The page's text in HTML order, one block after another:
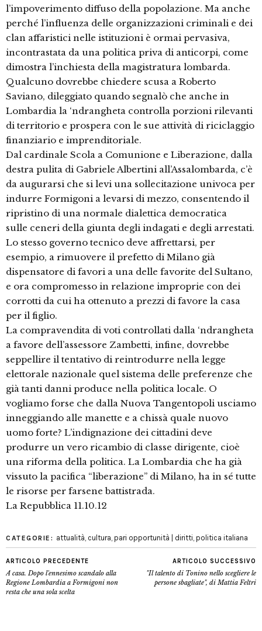
l’impoverimento diffuso della popolazione. Ma anche
perché l’influenza delle organizzazioni criminali e dei
clan affaristici nelle istituzioni è ormai pervasiva,
incontrastata da una politica priva di anticorpi, come
dimostra l’inchiesta della magistratura lombarda.
Qualcuno dovrebbe chiedere scusa a Roberto
Saviano, dileggiato quando segnalò che anche in
Lombardia la ‘ndrangheta controlla porzioni rilevanti
di territorio e prospera con le sue attività di riciclaggio
finanziario e imprenditoriale.
Dal cardinale Scola a Comunione e Liberazione, dalla
destra pulita di Gabriele Albertini all’Assalombarda, c’è
da augurarsi che si levi una sollecitazione univoca per
indurre Formigoni a levarsi di mezzo, consentendo il
ripristino di una normale dialettica democratica
sulle ceneri della giunta degli indagati e degli arrestati.
Lo stesso governo tecnico deve affrettarsi, per
esempio, a rimuovere il prefetto di Milano già
dispensatore di favori a una delle favorite del Sultano,
e ora compromesso in relazione improprie con dei
corrotti da cui ha ottenuto a prezzi di favore la casa
per il figlio.
La compravendita di voti controllati dalla ‘ndrangheta
a favore dell’assessore Zambetti, infine, dovrebbe
seppellire il tentativo di reintrodurre nella legge
elettorale nazionale quel sistema delle preferenze che
già tanti danni produce nella politica locale. O
vogliamo forse che dalla Nuova Tangentopoli usciamo
inneggiando alle manette e a chissà quale nuovo
uomo forte? L’indignazione dei cittadini deve
produrre un vero ricambio di classe dirigente, cioè
una riforma della politica. La Lombardia che ha già
vissuto la pacifica “liberazione” di Milano, ha in sé tutte
le risorse per farsene battistrada.
La Repubblica 11.10.12
CATEGORIE: attualità, cultura, pari opportunità | diritti, politica italiana
ARTICOLO PRECEDENTE
A casa. Dopo l'ennesimo scandalo alla
Regione Lombardia a Formigoni non
resta che una sola scelta
ARTICOLO SUCCESSIVO
"Il talento di Tonino nello scegliere le
persone sbagliate", di Mattia Feltri